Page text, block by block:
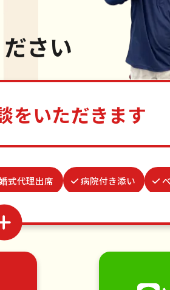
さい
をいただきます
式代理出席 病院付き添い
植木の剪定 植木の伐採